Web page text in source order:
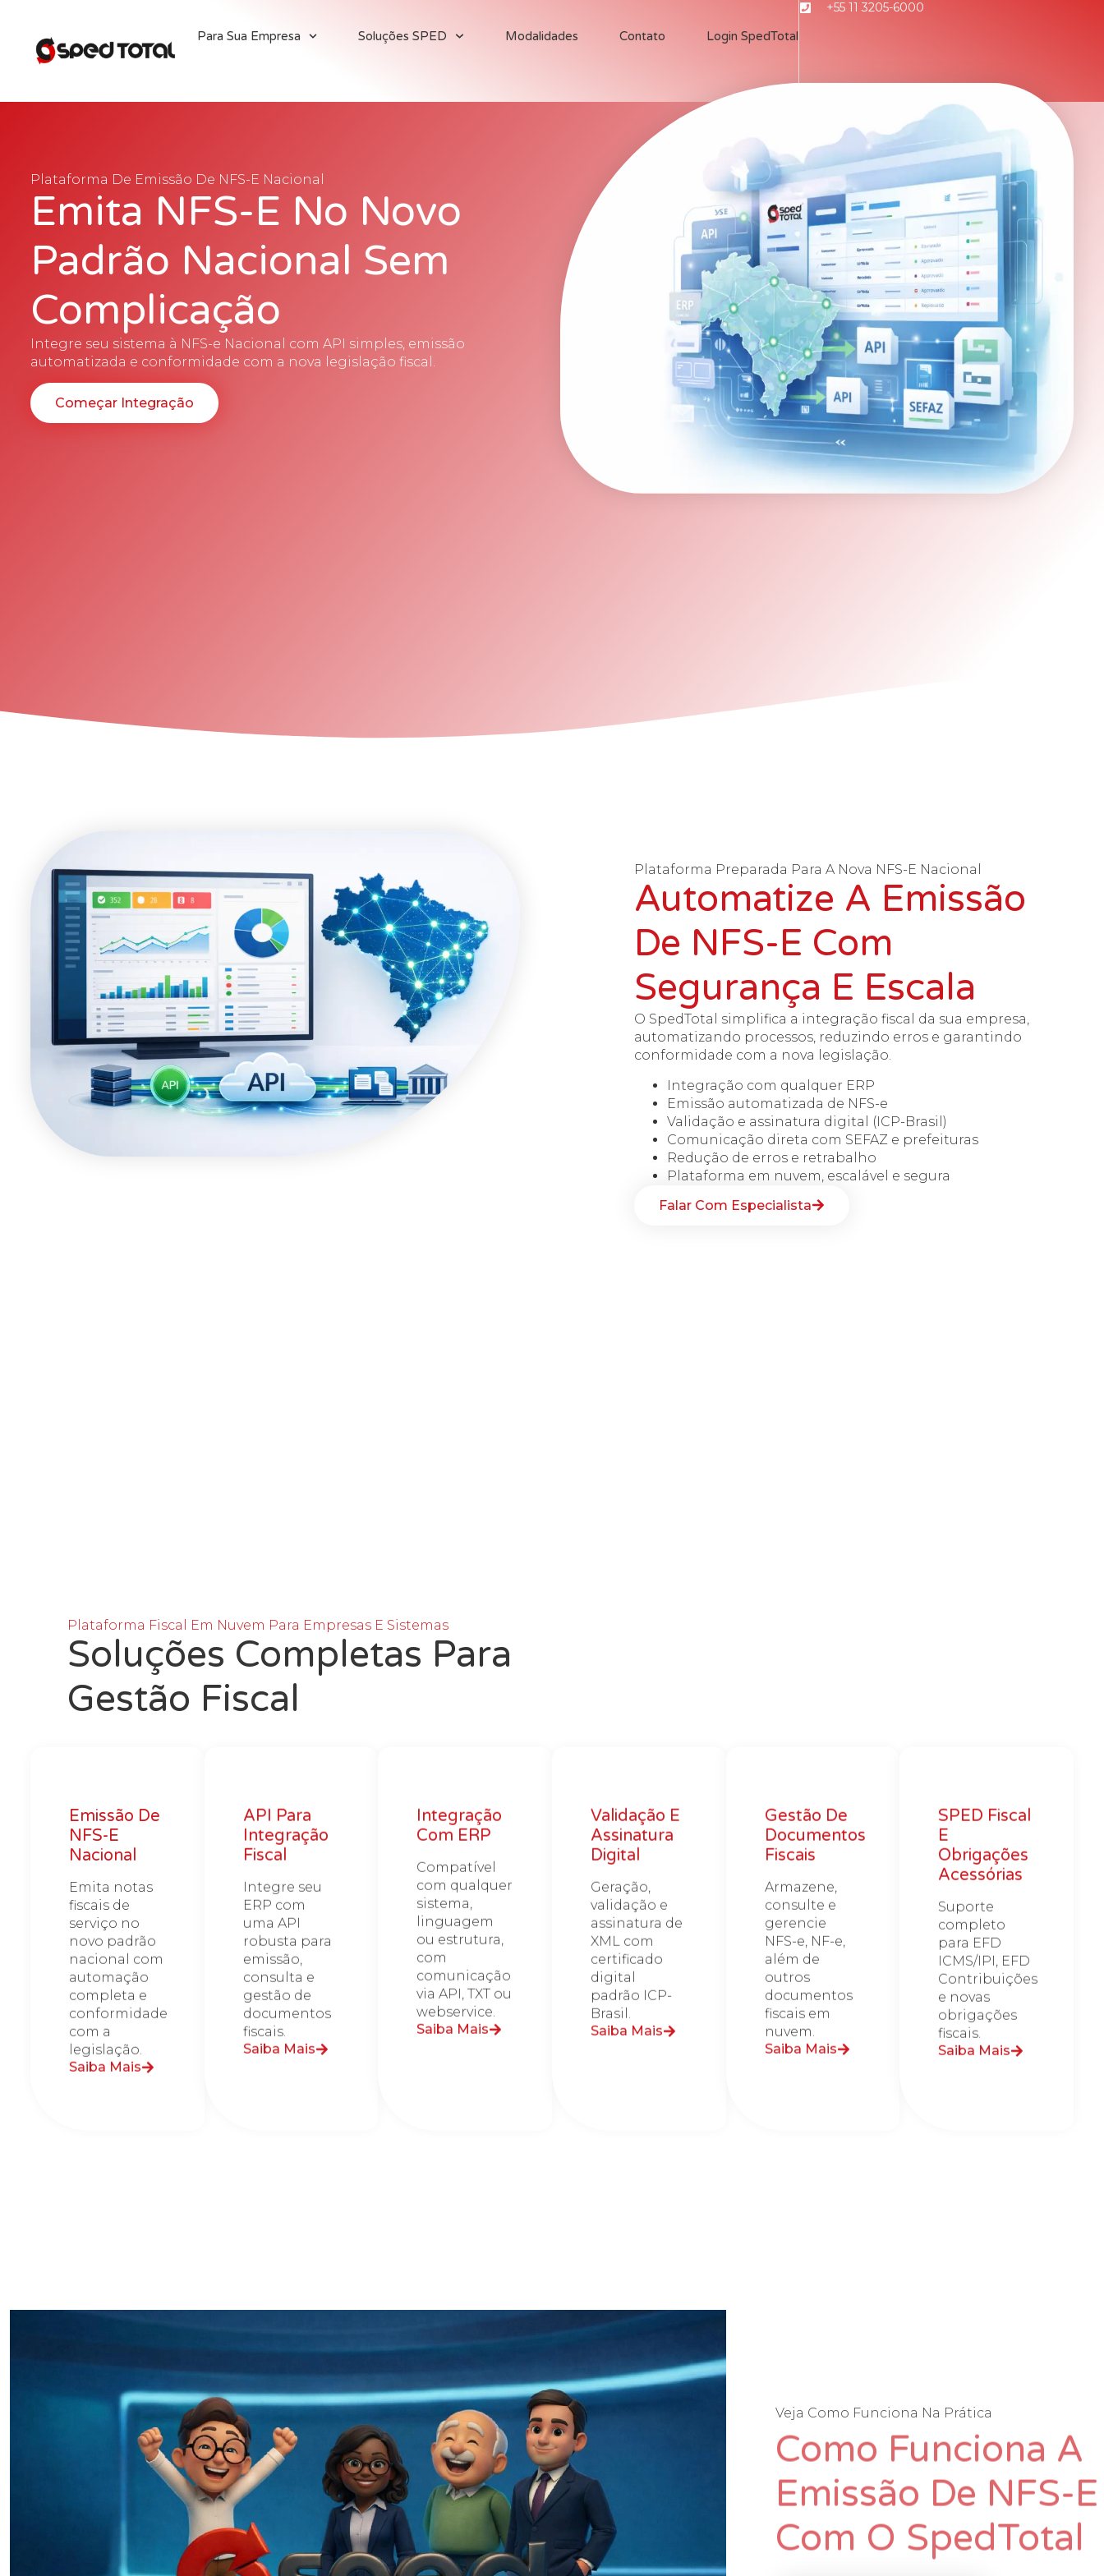
Para Sua Empresa Soluções SPED Modalidades Contato Login SpedTotal
+55 11 3205-6000
Plataforma De Emissão De NFS-E Nacional
Emita NFS-E No Novo
Padrão Nacional Sem
Complicação
Integre seu sistema à NFS-e Nacional com API simples, emissão
automatizada e conformidade com a nova legislação fiscal.
Começar Integração
Plataforma Preparada Para A Nova NFS-E Nacional
Automatize A Emissão
De NFS-E Com
Segurança E Escala
O SpedTotal simplifica a integração fiscal da sua empresa,
automatizando processos, reduzindo erros e garantindo
conformidade com a nova legislação.
Integração com qualquer ERP
Emissão automatizada de NFS-e
Validação e assinatura digital (ICP-Brasil)
Comunicação direta com SEFAZ e prefeituras
Redução de erros e retrabalho
Plataforma em nuvem, escalável e segura
Falar Com Especialista
Plataforma Fiscal Em Nuvem Para Empresas E Sistemas
Soluções Completas Para
Gestão Fiscal
Emissão De
NFS-E
Nacional
Emita notas
fiscais de
serviço no
novo padrão
nacional com
automação
completa e
conformidade
com a
legislação.
Saiba Mais
API Para
Integração
Fiscal
Integre seu
ERP com
uma API
robusta para
emissão,
consulta e
gestão de
documentos
fiscais.
Saiba Mais
Integração
Com ERP
Compatível
com qualquer
sistema,
linguagem
ou estrutura,
com
comunicação
via API, TXT ou
webservice.
Saiba Mais
Validação E
Assinatura
Digital
Geração,
validação e
assinatura de
XML com
certificado
digital
padrão ICP-
Brasil.
Saiba Mais
Gestão De
Documentos
Fiscais
Armazene,
consulte e
gerencie
NFS-e, NF-e,
além de
outros
documentos
fiscais em
nuvem.
Saiba Mais
SPED Fiscal
E
Obrigações
Acessórias
Suporte
completo
para EFD
ICMS/IPI, EFD
Contribuições
e novas
obrigações
fiscais.
Saiba Mais
Veja Como Funciona Na Prática
Como Funciona A
Emissão De NFS-E
Com O SpedTotal